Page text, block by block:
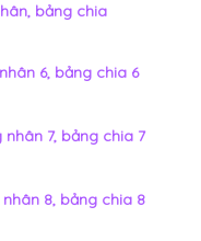
bảng chia
6, bảng chia 6
nhân 7, bảng chia 7
nhân 8, bảng chia 8